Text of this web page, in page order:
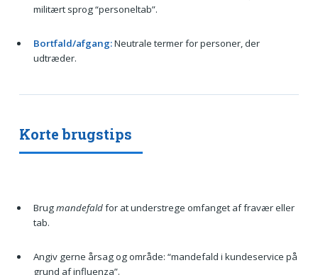
militært sprog “personeltab”.
Bortfald/afgang:Neutrale termer for personer, der
udtræder.
Korte brugstips
Brugmandefaldfor at understrege omfanget af fravær eller
tab.
Angiv gerne årsag og område: “mandefald i kundeservice på
grund af influenza”.